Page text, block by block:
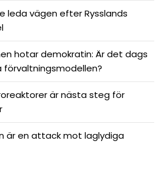
leda vägen efter Rysslands
hotar demokratin: Är det dags
är nästa steg för
är en attack mot laglydiga